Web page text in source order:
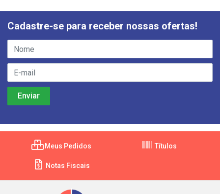
Cadastre-se para receber nossas ofertas!
Meus Pedidos Títulos
Notas Fiscais